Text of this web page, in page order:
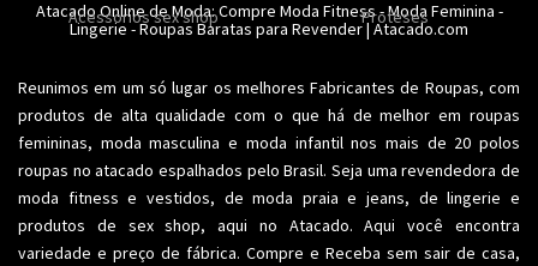
Plus size Acessórios femininos
Conjuntos Modeladores
Acessorios sex shop Proteses
Atacado Online de Moda: Compre Moda Fitness-Moda Feminina -
Lingerie-Roupas Baratas para Revender| Atacado.com
Reunimos em um só lugar os melhoresFabricantes de Roupas, com
produtos de alta qualidade com o que há de melhor em roupas
femininas, moda masculina e moda infantil nos mais de 20 polos
roupas no atacado espalhados pelo Brasil. Seja uma revendedora de
moda fitness e vestidos, de moda praia e jeans, de lingerie e
produtos de sex shop, aqui no Atacado. Aqui você encontra
variedade e preço de fábrica. Compre e Receba sem sair de casa,